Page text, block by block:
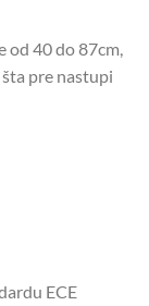
od 40 do 87cm,
pre nastupi
ECE